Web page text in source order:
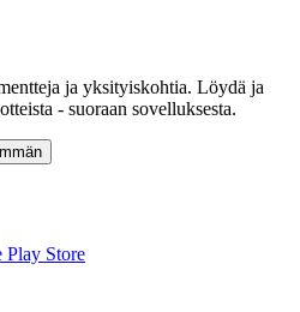
ja yksityiskohtia. Löydä ja
- suoraan sovelluksesta.
Store